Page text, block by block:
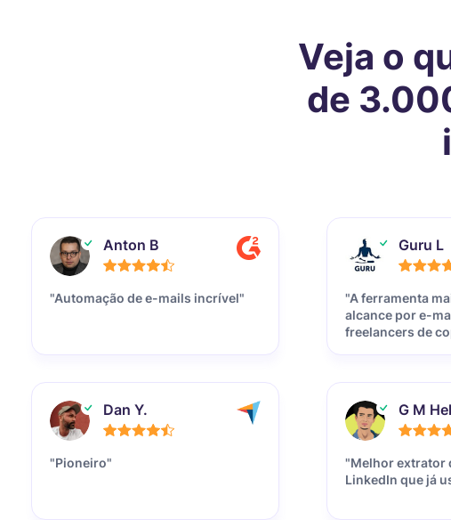
Veja o
de
Anton B
"Automação de e-mails incrível"
Guru L
"A ferramenta
alcance por e-
freelancers de
Dan Y.
"Pioneiro"
G M
"Melhor extrator
LinkedIn que já